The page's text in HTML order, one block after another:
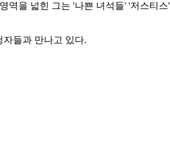
을 넓힌 그는 '나쁜 녀석들' '저스티
들과 만나고 있다.